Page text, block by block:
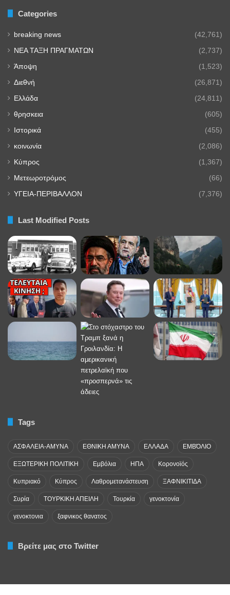
Categories
breaking news (42,761)
NEA TAΞΗ ΠΡΑΓΜΑΤΩΝ (2,737)
Άποψη (1,523)
Διεθνή (26,871)
Ελλάδα (24,811)
θρησκεια (605)
Ιστορικά (455)
κοινωνία (2,086)
Κύπρος (1,367)
Μετεωροτρόμος (66)
ΥΓΕΙΑ-ΠΕΡΙΒΑΛΛΟΝ (7,376)
Last Modified Posts
Tags
ΑΣΦΑΛΕΙΑ-ΑΜΥΝΑ ΕΘΝΙΚΗ ΑΜΥΝΑ ΕΛΛΑΔΑ ΕΜΒΌΛΙΟ
ΕΞΩΤΕΡΙΚΗ ΠΟΛΙΤΙΚΗ Εμβόλια ΗΠΑ Κορονοϊός
Κυπριακό Κύπρος Λαθρομετανάστευση ΞΑΦΝΙΚΙΤΙΔΑ
Συρία ΤΟΥΡΚΙΚΗ ΑΠΕΙΛΗ Τουρκία γενοκτονία
γενοκτονια ξαφνικος θανατος
Βρείτε μας στο Twitter